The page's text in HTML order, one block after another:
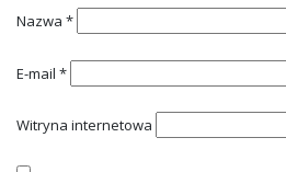
Nazwa *
E-mail *
Witryna internetowa